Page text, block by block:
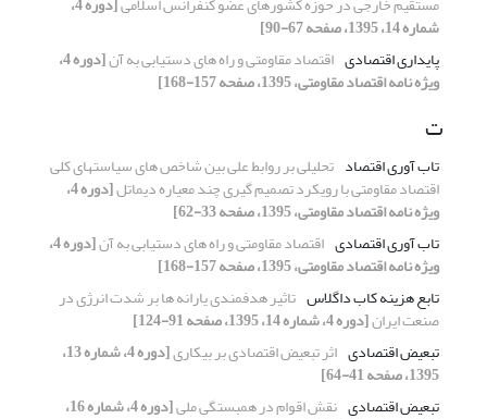
شماره 14، 1395، صفحه 67-90]
پایداری اقتصادی اقتصاد مقاومتی و راه های دستیابی به آن [دوره 4،
ویژه نامه اقتصاد مقاومتی، 1395، صفحه 157-168]
ت
تاب آوری اقتصاد تحلیلی بر روابط علی بین شاخص های سیاستهای کلی
اقتصاد مقاومتی با رویکرد تصمیم گیری چند معیاره دیماتل [دوره 4،
ویژه نامه اقتصاد مقاومتی، 1395، صفحه 33-62]
تاب آوری اقتصادی اقتصاد مقاومتی و راه های دستیابی به آن [دوره 4،
ویژه نامه اقتصاد مقاومتی، 1395، صفحه 157-168]
تابع هزینه کاب داگلاس تاثیر هدفمندی یارانه ها بر شدت انرژی در
صنعت ایران[دوره 4، شماره 14، 1395، صفحه 91-124]
تبعیض اقتصادی اثر تبعیض اقتصادی بر بیکاری [دوره 4، شماره 13،
1395، صفحه 41-64]
تبعیض اقتصادی نقش اقوام در همبستگی ملی [دوره 4، شماره 16،